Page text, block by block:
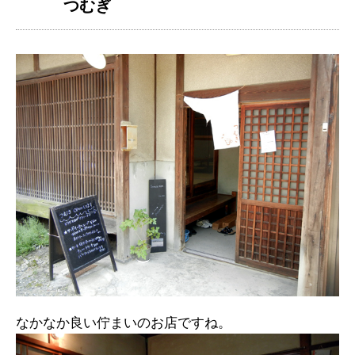
つむぎ
なかなか良い佇まいのお店ですね。